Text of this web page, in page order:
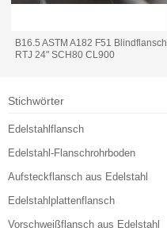
B16.5 ASTM A182 F51 Blindflansch
RTJ 24" SCH80 CL900
Stichwörter
Edelstahlflansch
Edelstahl-Flanschrohrboden
Aufsteckflansch aus Edelstahl
Edelstahlplattenflansch
Vorschweißflansch aus Edelstahl